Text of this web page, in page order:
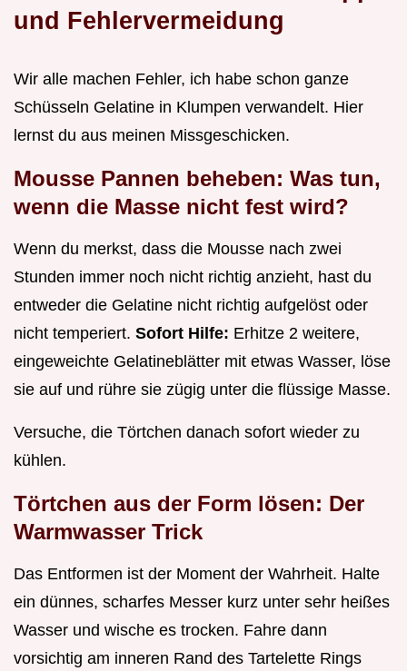
und Fehlervermeidung
Wir alle machen Fehler, ich habe schon ganze
Schüsseln Gelatine in Klumpen verwandelt. Hier
lernst du aus meinen Missgeschicken.
Mousse Pannen beheben: Was tun,
wenn die Masse nicht fest wird?
Wenn du merkst, dass die Mousse nach zwei
Stunden immer noch nicht richtig anzieht, hast du
entweder die Gelatine nicht richtig aufgelöst oder
nicht temperiert. Sofort Hilfe: Erhitze 2 weitere,
eingeweichte Gelatineblätter mit etwas Wasser, löse
sie auf und rühre sie zügig unter die flüssige Masse.
Versuche, die Törtchen danach sofort wieder zu
kühlen.
Törtchen aus der Form lösen: Der
Warmwasser Trick
Das Entformen ist der Moment der Wahrheit. Halte
ein dünnes, scharfes Messer kurz unter sehr heißes
Wasser und wische es trocken. Fahre dann
vorsichtig am inneren Rand des Tartelette Rings